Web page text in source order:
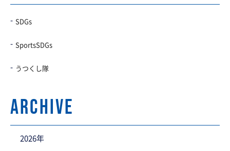
SDGs
SportsSDGs
うつくし隊
archive
2026年